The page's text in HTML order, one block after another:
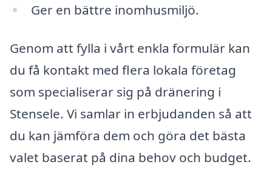
Ger en bättre inomhusmiljö.
Genom att fylla i vårt enkla formulär kan
du få kontakt med flera lokala företag
som specialiserar sig på dränering i
Stensele. Vi samlar in erbjudanden så att
du kan jämföra dem och göra det bästa
valet baserat på dina behov och budget.